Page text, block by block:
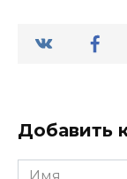
Добавить
Имя